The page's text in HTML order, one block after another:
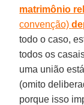
matrimônio
convenção)
todo o caso,
todos os
uma união
(omito
porque isso